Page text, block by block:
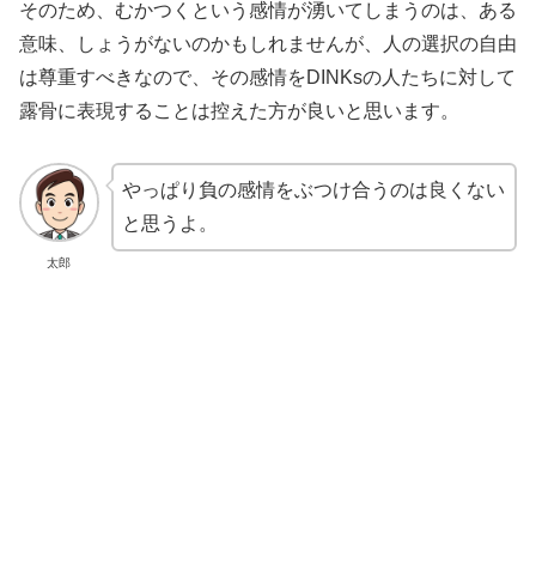
そのため、むかつくという感情が湧いてしまうのは、ある
意味、しょうがないのかもしれませんが、人の選択の自由
は尊重すべきなので、その感情をDINKsの人たちに対して
露骨に表現することは控えた方が良いと思います。
太郎
やっぱり負の感情をぶつけ合うのは良くない
と思うよ。